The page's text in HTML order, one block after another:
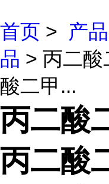
首页 > 产
品 > 丙二
酸二甲...
丙二酸
丙二酸